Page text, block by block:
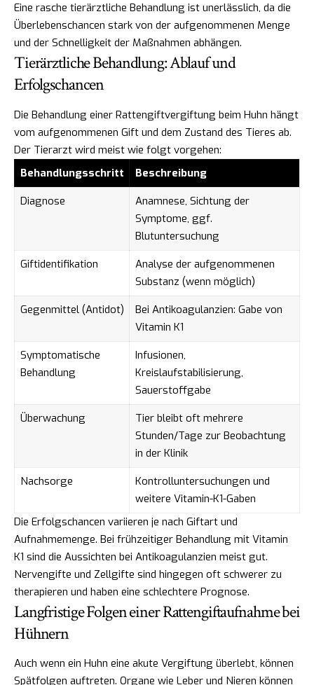
Eine rasche tierärztliche Behandlung ist unerlässlich, da die
Überlebenschancen stark von der aufgenommenen Menge
und der Schnelligkeit der Maßnahmen abhängen.
Tierärztliche Behandlung: Ablauf und
Erfolgschancen
Die Behandlung einer Rattengiftvergiftung beim Huhn hängt
vom aufgenommenen Gift und dem Zustand des Tieres ab.
Der Tierarzt wird meist wie folgt vorgehen:
Behandlungsschritt
Beschreibung
Diagnose
Anamnese, Sichtung der
Symptome, ggf.
Blutuntersuchung
Giftidentifikation
Analyse der aufgenommenen
Substanz (wenn möglich)
Gegenmittel (Antidot)
Bei Antikoagulanzien: Gabe von
Vitamin K1
Symptomatische
Behandlung
Infusionen,
Kreislaufstabilisierung,
Sauerstoffgabe
Überwachung
Tier bleibt oft mehrere
Stunden/Tage zur Beobachtung
in der Klinik
Nachsorge
Kontrolluntersuchungen und
weitere Vitamin-K1-Gaben
Die Erfolgschancen variieren je nach Giftart und
Aufnahmemenge. Bei frühzeitiger Behandlung mit Vitamin
K1 sind die Aussichten bei Antikoagulanzien meist gut.
Nervengifte und Zellgifte sind hingegen oft schwerer zu
therapieren und haben eine schlechtere Prognose.
Langfristige Folgen einer Rattengiftaufnahme bei
Hühnern
Auch wenn ein Huhn eine akute Vergiftung überlebt, können
Spätfolgen auftreten. Organe wie Leber und Nieren können